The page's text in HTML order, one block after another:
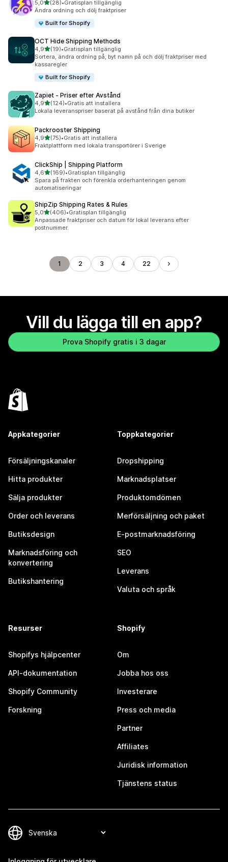
5,0av 5 stjärnor
(28)
28 recensioner totalt
•Gratisplan tillgänglig
Ändra ordning och dölj fraktpriser
Built for Shopify
OCT Hide Shipping Methods
4,9av 5 stjärnor
(19)
19 recensioner totalt
•Gratisplan tillgänglig
Sortera, ändra ordning på, byt namn på och dölj fraktpriser med
kassaregler
Built for Shopify
Zapiet ‑ Priser efter Avstånd
4,9av 5 stjärnor
(124)
124 recensioner totalt
•Gratis att installera
Lokala leveranspriser baserat på avstånd från dina butiker
Packrooster Shipping
4,9av 5 stjärnor
(75)
75 recensioner totalt
•Gratis att installera
Fraktplattform med lokala transportörer i Sverige
ClickShip | Shipping Platform
4,6av 5 stjärnor
(169)
169 recensioner totalt
•Gratisplan tillgänglig
Spara på frakten och förenkla orderhanteringen genom
automatiseringar
ShipZip Shipping Rates & Rules
5,0av 5 stjärnor
(406)
406 recensioner totalt
•Gratisplan tillgänglig
Anpassade fraktpriser och datum för lokal leverans efter
postnummer.
1 2 3 4 22
Vill du lägga till en app?
Prova Shopify gratis i 3 dagar
Appkategorier
Försäljningskanaler
Hitta produkter
Sälja produkter
Order och leverans
Butiksdesign
Marknadsföring och
konvertering
Butikshantering
Toppkategorier
Dropshipping
Marknadsplatser
Produktomdömen
Merförsäljning och paket
E-postmarknadsföring
SEO
Leverans
Valuta och språk
Resurser
Shopifys hjälpcenter
API-dokumentation
Shopify Community
Forskning
Shopify
Om
Jobba hos oss
Investerare
Press och media
Partner
Affiliates
Juridisk information
Tjänstens status